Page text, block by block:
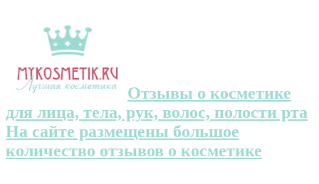
Отзывы о косметике
для лица, тела, рук, волос, полости рта
На сайте размещены большое
количество отзывов о косметике